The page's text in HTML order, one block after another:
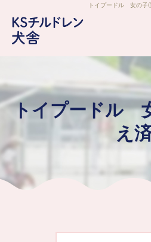
トイプードル 女の子
トイプードル
え